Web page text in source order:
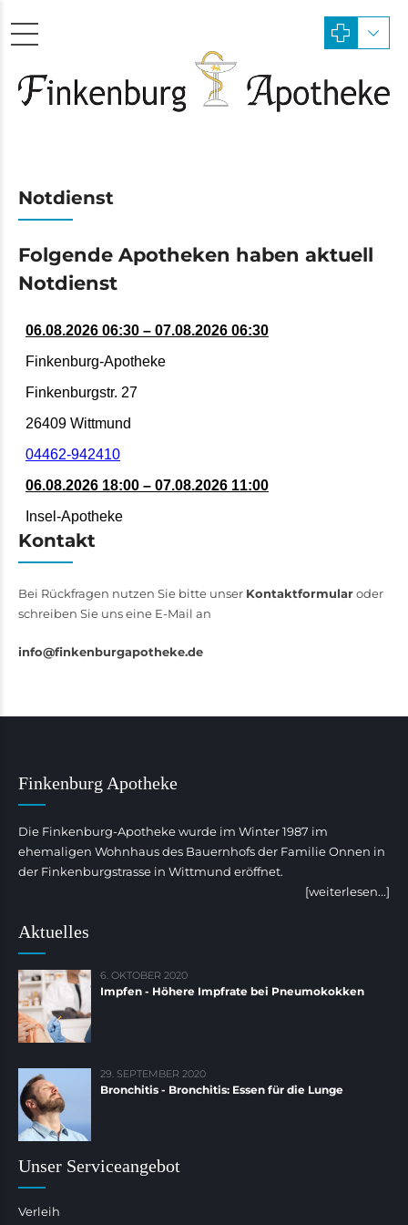
Notdienst
Folgende Apotheken haben aktuell
Notdienst
Kontakt
Bei Rückfragen nutzen Sie bitte unser Kontaktformularoder
schreiben Sie uns eine E-Mail an
info@finkenburgapotheke.de
Finkenburg Apotheke
Die Finkenburg-Apotheke wurde im Winter 1987 im
ehemaligen Wohnhaus des Bauernhofs der Familie Onnen in
der Finkenburgstrasse in Wittmund eröffnet.
[weiterlesen...]
Aktuelles
6. OKTOBER 2020
Impfen - Höhere Impfrate bei Pneumokokken
29. SEPTEMBER 2020
Bronchitis - Bronchitis: Essen für die Lunge
Unser Serviceangebot
Verleih